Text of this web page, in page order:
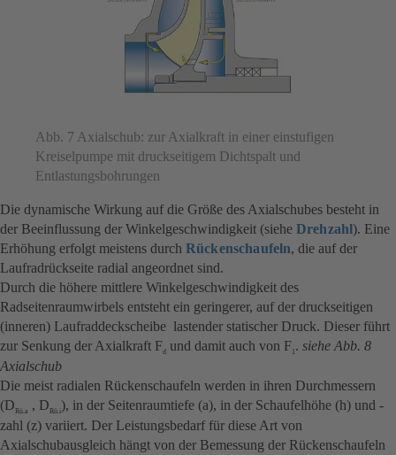
Abb. 7 Axialschub: zur Axialkraft in einer einstufigen
Kreiselpumpe mit druckseitigem Dichtspalt und
Entlastungsbohrungen
Die dynamische Wirkung auf die Größe des Axialschubes besteht in
der Beeinflussung der Winkelgeschwindigkeit (siehe Drehzahl). Eine
Erhöhung erfolgt meistens durch Rückenschaufeln, die auf der
Laufradrückseite radial angeordnet sind.
Durch die höhere mittlere Winkelgeschwindigkeit des
Radseitenraumwirbels entsteht ein geringerer, auf der druckseitigen
(inneren) Laufraddeckscheibe lastender statischer Druck. Dieser führt
zur Senkung der Axialkraft Fd und damit auch von F1 . siehe Abb. 8
Axialschub
Die meist radialen Rückenschaufeln werden in ihren Durchmessern
(D Rü.a , D Rü.i), in der Seitenraumtiefe (a), in der Schaufelhöhe (h) und -
zahl (z) variiert. Der Leistungsbedarf für diese Art von
Axialschubausgleich hängt von der Bemessung der Rückenschaufeln